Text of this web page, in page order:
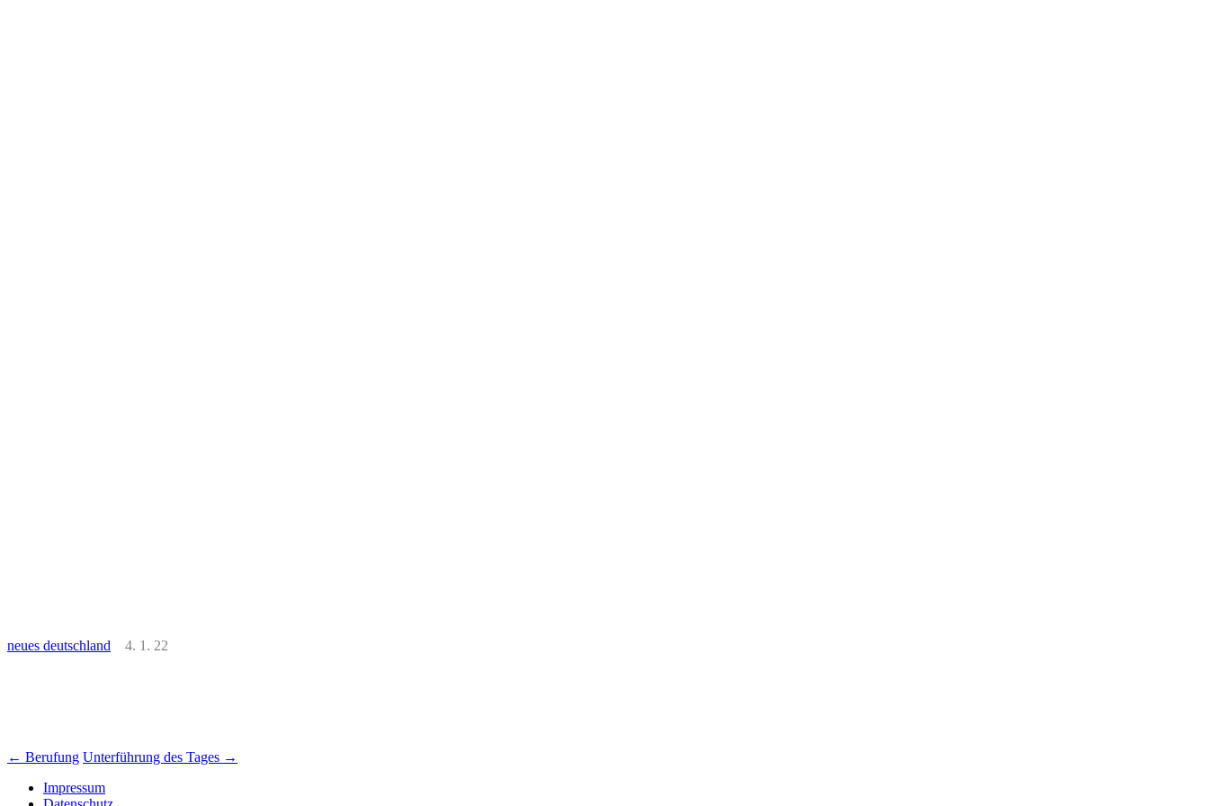
neues deutschland 4. 1. 22
Beitrags-
Navigation
← Berufung Unterführung des Tages →
Impressum